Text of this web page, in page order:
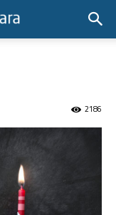
2186